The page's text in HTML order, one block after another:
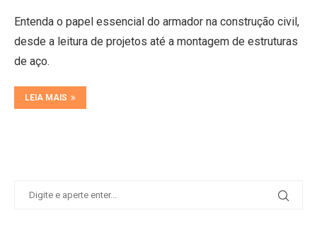
Entenda o papel essencial do armador na construção civil,
desde a leitura de projetos até a montagem de estruturas
de aço.
LEIA MAIS